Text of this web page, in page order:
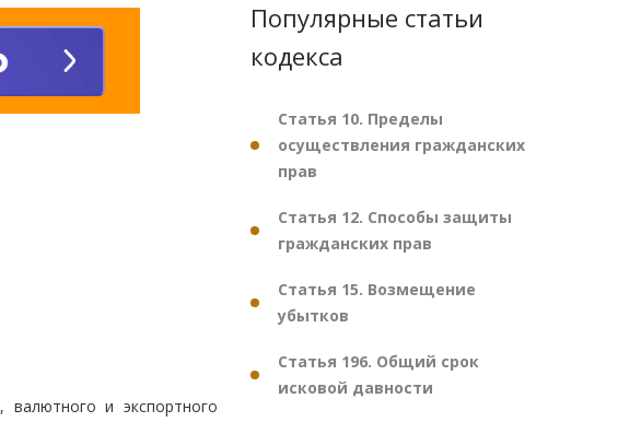
валютного и экспортного
Популярные статьи
кодекса
Статья 10. Пределы
осуществления гражданских
прав
Статья 12. Способы защиты
гражданских прав
Статья 15. Возмещение
убытков
Статья 196. Общий срок
исковой давности